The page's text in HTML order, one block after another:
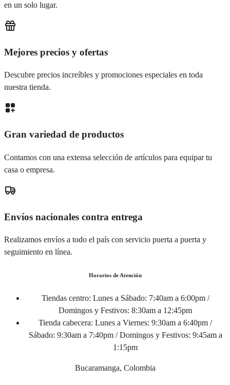
en un solo lugar.
Mejores precios y ofertas
Descubre precios increíbles y promociones especiales en toda
nuestra tienda.
Gran variedad de productos
Contamos con una extensa selección de artículos para equipar tu
casa o empresa.
Envíos nacionales contra entrega
Realizamos envíos a todo el país con servicio puerta a puerta y
seguimiento en línea.
Horarios de Atención
Tiendas centro: Lunes a Sábado: 7:40am a 6:00pm /
Domingos y Festivos: 8:30am a 12:45pm
Tienda cabecera: Lunes a Viernes: 9:30am a 6:40pm /
Sábado: 9:30am a 7:40pm / Domingos y Festivos: 9:45am a
1:15pm
Bucaramanga, Colombia